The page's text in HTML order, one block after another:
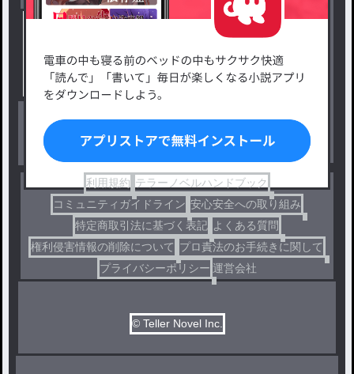
新着小説一覧
小説コンテスト応募・公募
出版・メディアミックス作品
恋愛・ロマンス
ファンタジー・異世界・SF
ホラー・ミステリー
コメディ
利用規約 テラーノベルハンドブック
コミュニティガイドライン 安心安全への取り組み
特定商取引法に基づく表記 よくある質問
権利侵害情報の削除について プロ責法のお手続きに関して
プライバシーポリシー 運営会社
© Teller Novel Inc.